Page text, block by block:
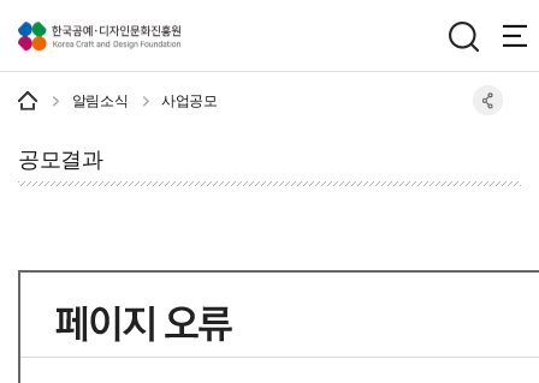
알림소식 사업공모
공모결과